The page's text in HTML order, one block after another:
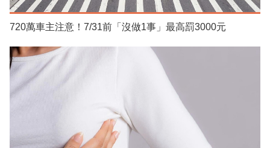
720萬車主注意！7/31前「沒做1事」最高罰3000元